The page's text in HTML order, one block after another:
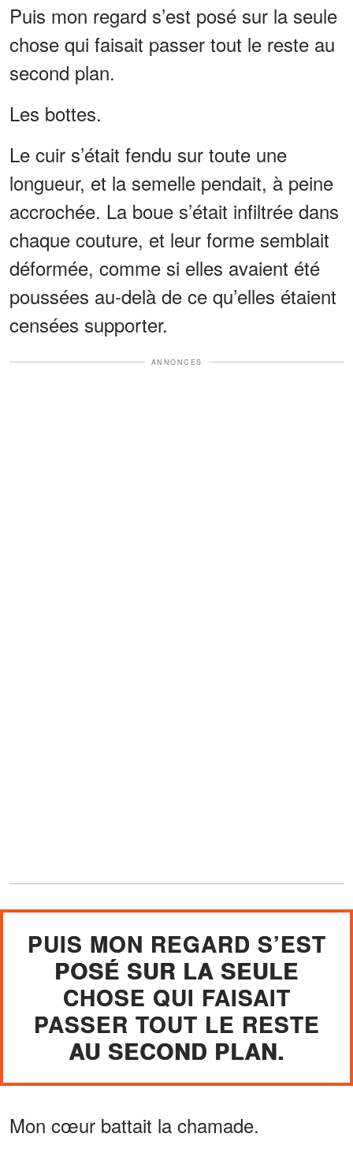
Puis mon regard s’est posé sur la seule
chose qui faisait passer tout le reste au
second plan.
Les bottes.
Le cuir s’était fendu sur toute une
longueur, et la semelle pendait, à peine
accrochée. La boue s’était infiltrée dans
chaque couture, et leur forme semblait
déformée, comme si elles avaient été
poussées au-delà de ce qu’elles étaient
censées supporter.
ANNONCES
PUIS MON REGARD S’EST
POSÉ SUR LA SEULE
CHOSE QUI FAISAIT
PASSER TOUT LE RESTE
AU SECOND PLAN.
Mon cœur battait la chamade.